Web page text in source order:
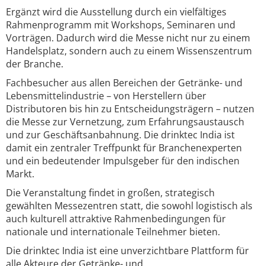
Ergänzt wird die Ausstellung durch ein vielfältiges
Rahmenprogramm mit Workshops, Seminaren und
Vorträgen. Dadurch wird die Messe nicht nur zu einem
Handelsplatz, sondern auch zu einem Wissenszentrum
der Branche.
Fachbesucher aus allen Bereichen der Getränke- und
Lebensmittelindustrie – von Herstellern über
Distributoren bis hin zu Entscheidungsträgern – nutzen
die Messe zur Vernetzung, zum Erfahrungsaustausch
und zur Geschäftsanbahnung. Die drinktec India ist
damit ein zentraler Treffpunkt für Branchenexperten
und ein bedeutender Impulsgeber für den indischen
Markt.
Die Veranstaltung findet in großen, strategisch
gewählten Messezentren statt, die sowohl logistisch als
auch kulturell attraktive Rahmenbedingungen für
nationale und internationale Teilnehmer bieten.
Die drinktec India ist eine unverzichtbare Plattform für